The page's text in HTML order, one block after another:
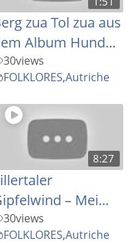
zua Tol zua aus
Album Hund...
30views
FOLKLORES,Autriche
8:27
– Mei...
30views
FOLKLORES,Autriche